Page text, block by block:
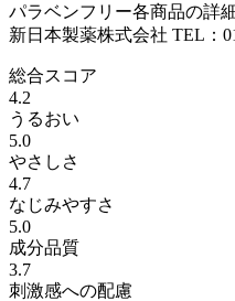
パラベンフリー各商品の詳
新日本製薬株式会社 TEL：
総合スコア
4.2
うるおい
5.0
やさしさ
4.7
なじみやすさ
5.0
成分品質
3.7
刺激感への配慮